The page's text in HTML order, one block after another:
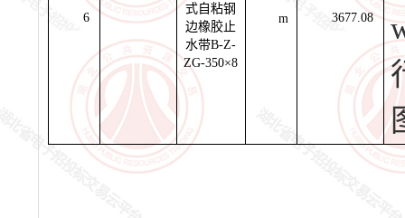
6
式自粘钢
边橡胶止
水带B-Z-
ZG-350×8
m 3677.08